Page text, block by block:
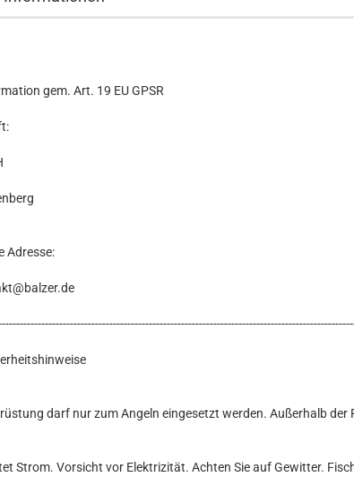
gem. Art. 19 EU GPSR
Adresse:
darf nur zum Angeln eingesetzt werden. Außerhalb
Strom. Vorsicht vor Elektrizität. Achten Sie auf Gewitter.